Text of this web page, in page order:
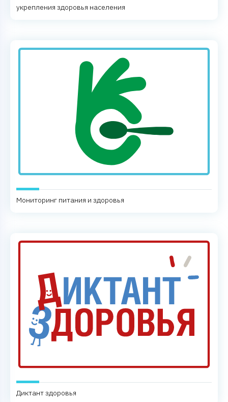
укрепления здоровья населения
Мониторинг питания и здоровья
Диктант здоровья